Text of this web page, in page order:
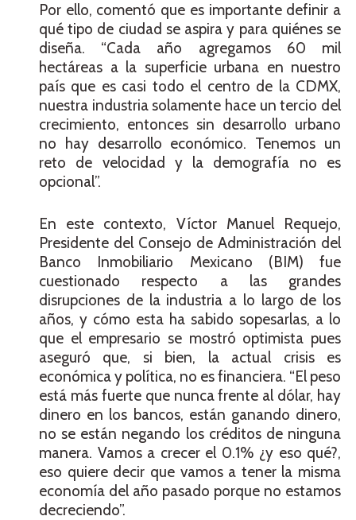
Por ello, comentó que es importante definir a
qué tipo de ciudad se aspira y para quiénes se
diseña. “Cada año agregamos 60 mil
hectáreas a la superficie urbana en nuestro
país que es casi todo el centro de la CDMX,
nuestra industria solamente hace un tercio del
crecimiento, entonces sin desarrollo urbano
no hay desarrollo económico. Tenemos un
reto de velocidad y la demografía no es
opcional”.
En este contexto, Víctor Manuel Requejo,
Presidente del Consejo de Administración del
Banco Inmobiliario Mexicano (BIM) fue
cuestionado respecto a las grandes
disrupciones de la industria a lo largo de los
años, y cómo esta ha sabido sopesarlas, a lo
que el empresario se mostró optimista pues
aseguró que, si bien, la actual crisis es
económica y política, no es financiera. “El peso
está más fuerte que nunca frente al dólar, hay
dinero en los bancos, están ganando dinero,
no se están negando los créditos de ninguna
manera. Vamos a crecer el 0.1% ¿y eso qué?,
eso quiere decir que vamos a tener la misma
economía del año pasado porque no estamos
decreciendo”.